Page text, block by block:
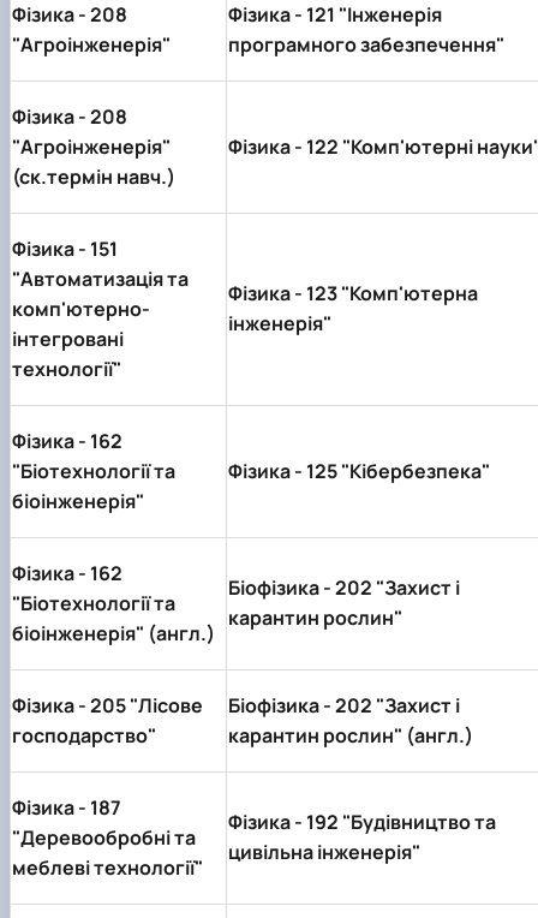
Фізика -208
"Агроінженерія"
Фізика - 121 "Інженерія
програмного забезпечення"
Фізика -208
"Агроінженерія"
(ск.термін навч.)
Фізика - 122 "Комп'ютерні
Фізика - 151
"Автоматизація та
комп'ютерно-
інтегровані
технології"
Фізика - 123 "Комп 'ютерна
інженерія"
Фізика - 162
"Біотехнології та
біоінженерія"
Фізика - 125 "Кібербезпека"
Фізика - 162
"Біотехнології та
біоінженерія" (англ.)
Біофізика -202 "Захист і
карантин рослин"
Фізика -205 "Лісове
господарство"
Біофізика -202 "Захист і
карантин рослин" (англ.)
Фізика - 187
"Деревообробні та
меблеві технології"
Фізика - 192 "Будівництво та
цивільна інженерія"